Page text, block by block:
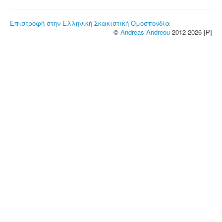
Επιστροφή στην Ελληνική Σκακιστική Ομοσπονδία
© Andreas Andreou 2012-2026 [P]